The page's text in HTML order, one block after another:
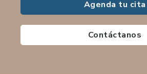
Agenda tu cita
Contáctanos